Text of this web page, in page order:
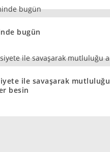
bugün
ile savaşarak mutluluğu
besin